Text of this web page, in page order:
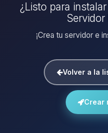
¿Listo para
¡Crea tu servidor e
Volver a la
Crear